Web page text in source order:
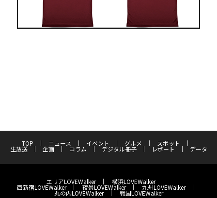
TOP ニュース イベント グルメ スポット
生放送 企画 コラム デジタル冊子 レポート データ
エリアLOVEWalker 横浜LOVEWalker
西新宿LOVEWalker 夜景LOVEWalker 九州LOVEWalker
丸の内LOVEWalker 戦国LOVEWalker